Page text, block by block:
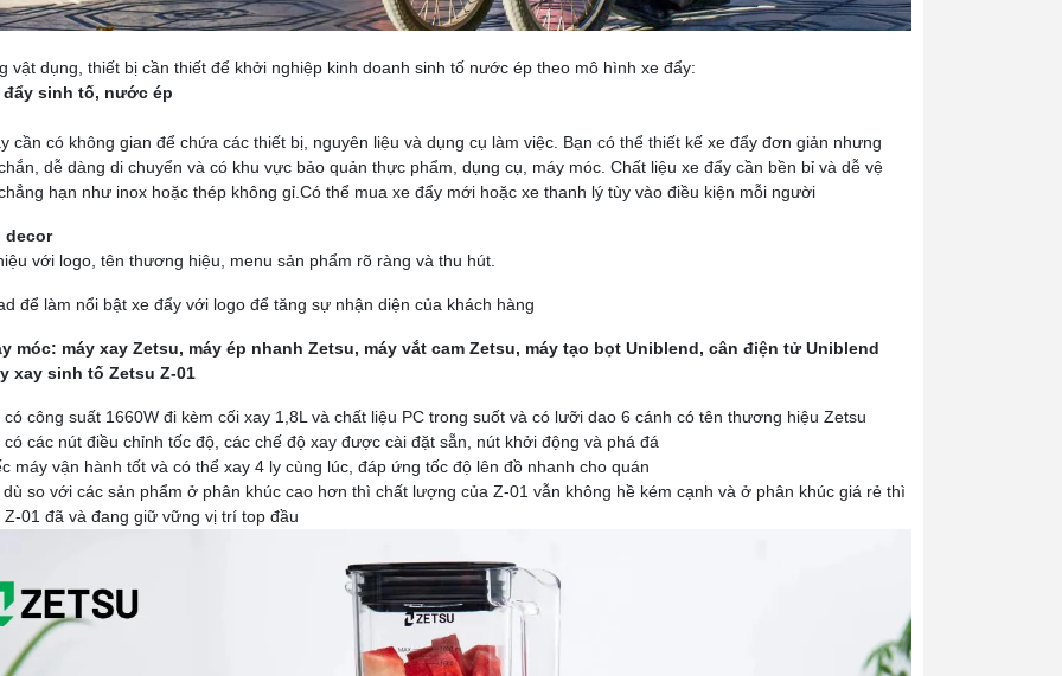
vật dụng, thiết bị cần thiết để khởi nghiệp kinh doanh sinh tố nước ép theo mô hình xe đẩy:
đẩy sinh tố, nước ép
cần có không gian để chứa các thiết bị, nguyên liệu và dụng cụ làm việc. Bạn có thể thiết kế xe đẩy đơn giản nhưng
dễ dàng di chuyển và có khu vực bảo quản thực phẩm, dụng cụ, máy móc. Chất liệu xe đẩy cần bền bỉ và dễ vệ
hạn như inox hoặc thép không gỉ.Có thể mua xe đẩy mới hoặc xe thanh lý tùy vào điều kiện mỗi người
decor
với logo, tên thương hiệu, menu sản phẩm rõ ràng và thu hút.
để làm nổi bật xe đẩy với logo để tăng sự nhận diện của khách hàng
móc: máy xay Zetsu, máy ép nhanh Zetsu, máy vắt cam Zetsu, máy tạo bọt Uniblend, cân điện tử Uniblend
xay sinh tố Zetsu Z-01
có công suất 1660W đi kèm cối xay 1,8L và chất liệu PC trong suốt và có lưỡi dao 6 cánh có tên thương hiệu Zetsu
có các nút điều chỉnh tốc độ, các chế độ xay được cài đặt sẵn, nút khởi động và phá đá
máy vận hành tốt và có thể xay 4 ly cùng lúc, đáp ứng tốc độ lên đồ nhanh cho quán
dù so với các sản phẩm ở phân khúc cao hơn thì chất lượng của Z-01 vẫn không hề kém cạnh và ở phân khúc giá rẻ thì
Z-01 đã và đang giữ vững vị trí top đầu